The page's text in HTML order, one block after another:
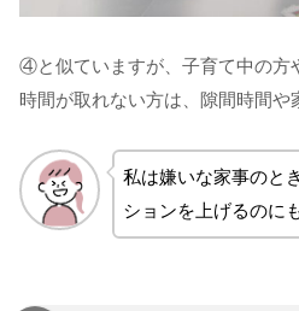
④と似ていますが、子育て中の方
時間が取れない方は、隙間時間や
私は嫌いな家事のと
ションを上げるのに